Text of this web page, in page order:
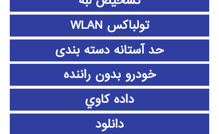
تولباکس WLAN
حد آستانه دسته بندی
خودرو بدون راننده
داده كاوي
دانلود